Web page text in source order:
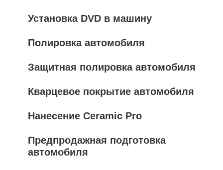
Установка DVD в машину
Полировка автомобиля
Защитная полировка автомобиля
Кварцевое покрытие автомобиля
Нанесение Ceramic Pro
Предпродажная подготовка
автомобиля